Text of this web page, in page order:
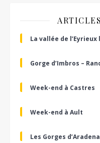
La vallée de
Gorge d’Imbros –
Week-end à Castres
Week-end à Ault
Les Gorges d’Aradena